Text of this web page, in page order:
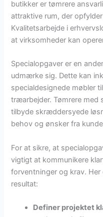
butikker er tømrere
attraktive rum, der
Kvalitetsarbejde i
at virksomheder kan
Specialopgaver er en
udmærke sig. Dette kan
specialdesignede møbler
træarbejder. Tømrere med
tilbyde skræddersyede
behov og ønsker fra
For at sikre, at
vigtigt at kommunikere
forventninger og krav.
resultat:
Definer projektet